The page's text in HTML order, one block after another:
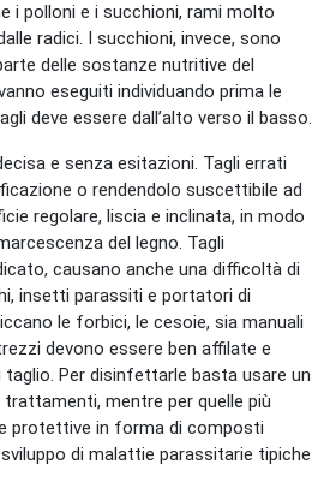
i polloni e i succhioni, rami molto
radici. I succhioni, invece, sono
delle sostanze nutritive del
eseguiti individuando prima le
deve essere dall’alto verso il basso.
e senza esitazioni. Tagli errati
o rendendolo suscettibile ad
regolare, liscia e inclinata, in modo
del legno. Tagli
causano anche una difficoltà di
insetti parassiti e portatori di
le forbici, le cesoie, sia manuali
devono essere ben affilate e
Per disinfettarle basta usare un
mentre per quelle più
protettive in forma di composti
di malattie parassitarie tipiche